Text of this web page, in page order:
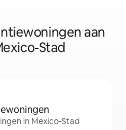
aan
Stad
in Mexico-Stad